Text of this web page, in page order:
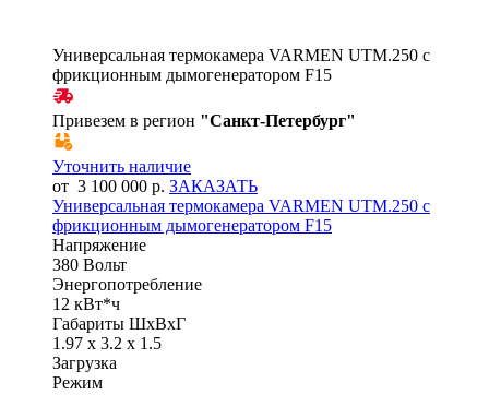
Универсальная термокамера VARMEN UTM.250 с
фрикционным дымогенератором F15
Привезем в регион "Санкт-Петербург"
Уточнить наличие
от 3 100 000 р. ЗАКАЗАТЬ
Универсальная термокамера VARMEN UTM.250 с
фрикционным дымогенератором F15
Напряжение
380 Вольт
Энергопотребление
12 кВт*ч
Габариты ШхВхГ
1.97 x 3.2 x 1.5
Загрузка
Режим